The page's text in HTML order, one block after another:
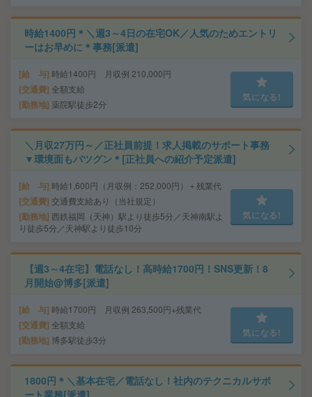
時給1400円＊＼週3～4日の在宅OK／人気のためエントリ
ーはお早めに＊事務[派遣]
給 与 時給1400円 月収例 210,000円
交通費 全額支給
勤務地 薬院駅徒歩2分
気になる!
＼月収27万円～／正社員前提！求人掲載のサポート事務
▼環境面もバツグン＊[正社員への紹介予定派遣]
給 与 時給1,600円（月収例：252,000円）＋残業代
交通費 交通費支給あり（当社規定）
勤務地 西鉄福岡（天神）駅より徒歩5分／天神南駅よ
り徒歩5分／天神駅より徒歩10分
気になる!
【週3～4在宅】電話なし！高時給1700円！SNS更新！8
月開始@博多[派遣]
給 与 時給1700円 月収例 263,500円+残業代
交通費 全額支給
勤務地 博多駅徒歩3分
気になる!
1800円＊＼基本在宅／電話なし！社内のテクニカルサポ